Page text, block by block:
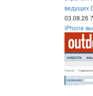
ведущих
03.08.26
iPhone